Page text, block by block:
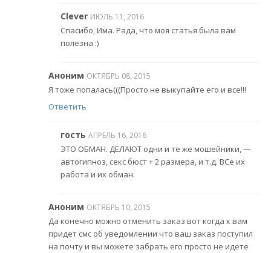
Clever ИЮЛЬ 11, 2016
Спасибо, Има. Рада, что моя статья была вам
полезна :)
Аноним ОКТЯБРЬ 08, 2015
Я тоже попалась(((Просто не выкупайте его и все!!!
Ответить
гость АПРЕЛЬ 16, 2016
ЭТО ОБМАН. ДЕЛАЮТ одни и те же мошейники, —
автогипноз, секс бюст + 2 размера, и т.д. ВСе их
работа и их обман.
Аноним ОКТЯБРЬ 10, 2015
Да конечно можно отменить заказ вот когда к вам
придет смс об уведомлении что ваш заказ поступил
на почту и вы можете забрать его просто не идете